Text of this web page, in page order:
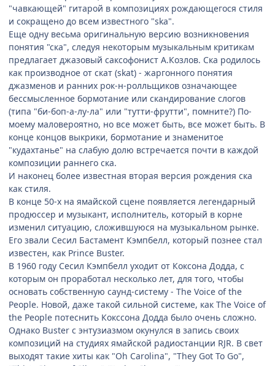
"чавкающей" гитарой в композициях рождающегося стиля
и сокращено до всем известного "ska".
Еще одну весьма оригинальную версию возникновения
понятия "ска", следуя некоторым музыкальным критикам
предлагает джазовый саксофонист А.Козлов. Cка родилось
как производное от скат (skat) - жаргонного понятия
джазменов и ранних рок-н-ролльщиков означающее
бессмысленное бормотание или скандирование слогов
(типа "би-боп-а-лу-ла" или "тутти-фрутти", помните?) По-
моему маловероятно, но все может быть, все может быть. В
конце концов выкрики, бормотание и знаменитое
"кудахтанье" на слабую долю встречается почти в каждой
композиции раннего ска.
И наконец более известная вторая версия рождения ска
как стиля.
В конце 50-х на ямайской сцене появляется легендарный
продюссер и музыкант, исполнитель, который в корне
изменил ситуацию, сложившуюся на музыкальном рынке.
Его звали Сесил Бастамент Кэмпбелл, который познее стал
известен, как Prince Buster.
В 1960 году Сесил Кэмпбелл уходит от Коксона Додда, с
которым он проработал несколько лет, для того, чтобы
основать собственную саунд-систему - The Voice of the
People. Новой, даже такой сильной системе, как The Voice of
the People потеснить Кокссона Додда было очень сложно.
Однако Buster с энтузиазмом окунулся в запись своих
композиций на студиях ямайской радиостанции RJR. В свет
выходят такие хиты как "Oh Carolina", "They Got To Go",